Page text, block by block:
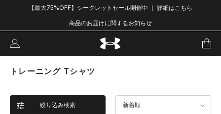
【最大75%OFF】シークレットセール開催中 ｜ 詳細はこちら
商品のお届けに関するお知らせ
トレーニング Tシャツ
絞り込み検索 新着順